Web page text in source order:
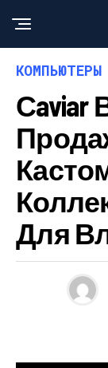
Сaviar
Для